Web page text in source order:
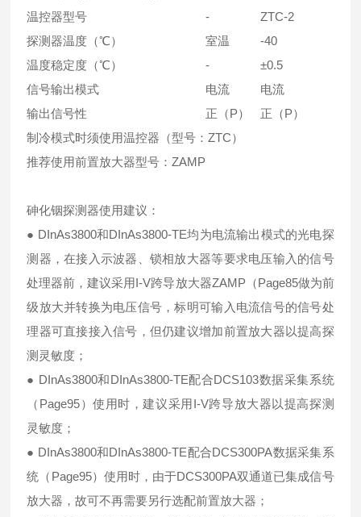
温控器型号
-
ZTC-2
探测器温度（℃）
室温
-40
温度稳定度（℃）
-
±0.5
信号输出模式
电流
电流
输出信号性
正（P）
正（P）
制冷模式时须使用温控器（型号：ZTC）
推荐使用前置放大器型号：ZAMP
砷化铟探测器使用建议：
● DInAs3800和DInAs3800-TE均为电流输出模式的光电探
测器，在接入示波器、锁相放大器等要求电压输入的信号
处理器前，建议采用I-V跨导放大器ZAMP（Page85做为前
级放大并转换为电压信号，标明可输入电流信号的信号处
理器可直接接入信号，但仍建议增加前置放大器以提高探
测灵敏度；
● DInAs3800和DInAs3800-TE配合DCS103数据采集系统
（Page95）使用时，建议采用I-V跨导放大器以提高探测
灵敏度；
● DInAs3800和DInAs3800-TE配合DCS300PA数据采集系
统（Page95）使用时，由于DCS300PA双通道已集成信号
放大器，故可不再需要另行选配前置放大器；